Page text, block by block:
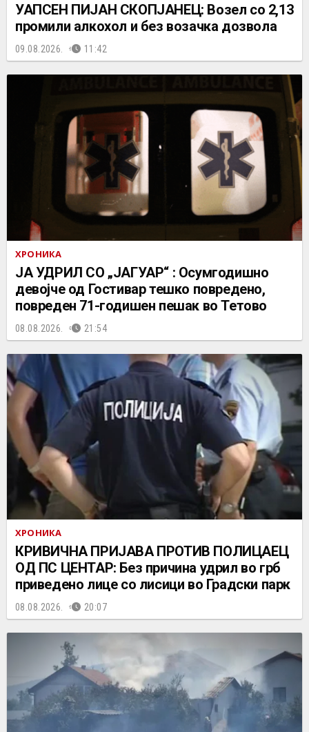
УАПСЕН ПИЈАН СКОПЈАНЕЦ: Возел со 2,13
промили алкохол и без возачка дозвола
09.08.2026. 11:42
ХРОНИКА
ЈА УДРИЛ СО „ЈАГУАР“ : Осумгодишно
девојче од Гостивар тешко повредено,
повреден 71-годишен пешак во Тетово
08.08.2026. 21:54
ХРОНИКА
КРИВИЧНА ПРИЈАВА ПРОТИВ ПОЛИЦАЕЦ
ОД ПС ЦЕНТАР: Без причина удрил во грб
приведено лице со лисици во Градски парк
08.08.2026. 20:07